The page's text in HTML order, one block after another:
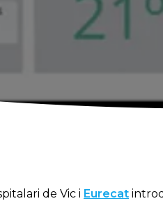
de Vic i Eurecat